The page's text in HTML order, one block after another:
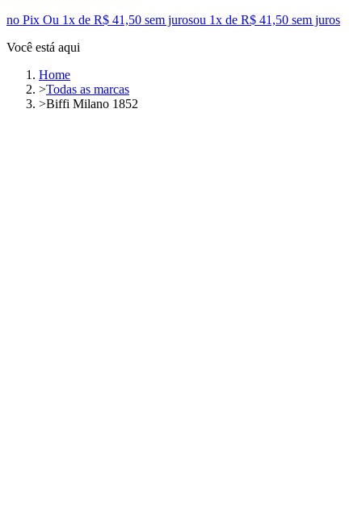
no Pix Ou 1x de R$ 41,50 sem jurosou 1x de R$ 41,50 sem juros
Você está aqui
Home
>Todas as marcas
>Biffi Milano 1852